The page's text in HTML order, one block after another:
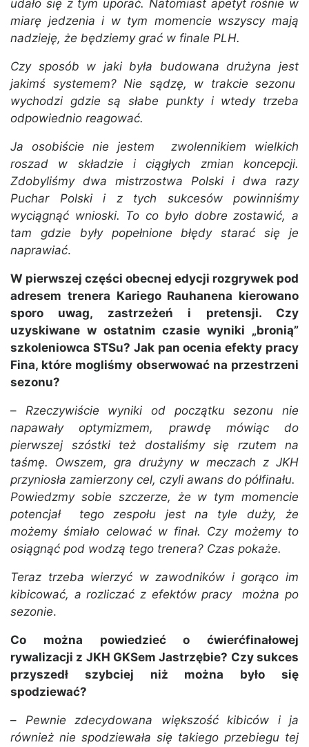
udało się z tym uporać. Natomiast apetyt rośnie w
miarę jedzenia i w tym momencie wszyscy mają
nadzieję, że będziemy grać w finale PLH.
Czy sposób w jaki była budowana drużyna jest
jakimś systemem? Nie sądzę, w trakcie sezonu
wychodzi gdzie są słabe punkty i wtedy trzeba
odpowiednio reagować.
Ja osobiście nie jestem zwolennikiem wielkich
roszad w składzie i ciągłych zmian koncepcji.
Zdobyliśmy dwa mistrzostwa Polski i dwa razy
Puchar Polski i z tych sukcesów powinniśmy
wyciągnąć wnioski. To co było dobre zostawić, a
tam gdzie były popełnione błędy starać się je
naprawiać.
W pierwszej części obecnej edycji rozgrywek pod
adresem trenera Kariego Rauhanena kierowano
sporo uwag, zastrzeżeń i pretensji. Czy
uzyskiwane w ostatnim czasie wyniki „bronią”
szkoleniowca STSu? Jak pan ocenia efekty pracy
Fina, które mogliśmy obserwować na przestrzeni
sezonu?
– Rzeczywiście wyniki od początku sezonu nie
napawały optymizmem, prawdę mówiąc do
pierwszej szóstki też dostaliśmy się rzutem na
taśmę. Owszem, gra drużyny w meczach z JKH
przyniosła zamierzony cel, czyli awans do półfinału.
Powiedzmy sobie szczerze, że w tym momencie
potencjał tego zespołu jest na tyle duży, że
możemy śmiało celować w finał. Czy możemy to
osiągnąć pod wodzą tego trenera? Czas pokaże.
Teraz trzeba wierzyć w zawodników i gorąco im
kibicować, a rozliczać z efektów pracy można po
sezonie.
Co można powiedzieć o ćwierćfinałowej
rywalizacji z JKH GKSem Jastrzębie? Czy sukces
przyszedł szybciej niż można było się
spodziewać?
– Pewnie zdecydowana większość kibiców i ja
również nie spodziewała się takiego przebiegu tej